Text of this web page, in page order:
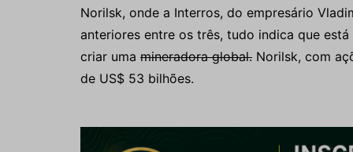
Norilsk, onde a Interros, do empresário
anteriores entre os três, tudo indica que
criar uma mineradora global. Norilsk, com
de US$ 53 bilhões.